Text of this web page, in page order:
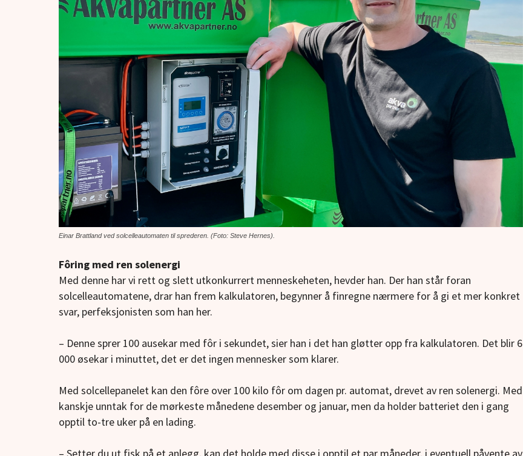
Einar Brattland ved solcelleautomaten til sprederen. (Foto: Steve Hernes).
Fôring med ren solenergi
Med denne har vi rett og slett utkonkurrert menneskeheten, hevder han. Der han står foran
solcelleautomatene, drar han frem kalkulatoren, begynner å finregne nærmere for å gi et mer konkret
svar, perfeksjonisten som han her.
– Denne sprer 100 ausekar med fôr i sekundet, sier han i det han gløtter opp fra kalkulatoren. Det blir 6
000 øsekar i minuttet, det er det ingen mennesker som klarer.
Med solcellepanelet kan den fôre over 100 kilo fôr om dagen pr. automat, drevet av ren solenergi. Med
kanskje unntak for de mørkeste månedene desember og januar, men da holder batteriet den i gang
opptil to-tre uker på en lading.